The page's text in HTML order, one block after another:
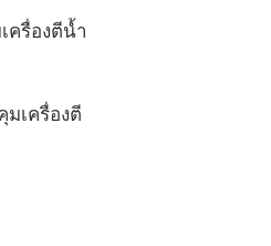
ครื่องตีน้ำ
เครื่องตี